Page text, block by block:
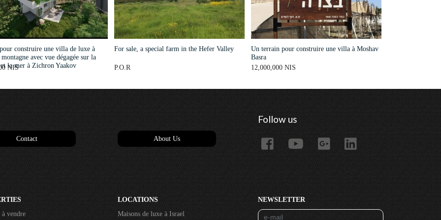
construire une villa de luxe à
avec vue dégagée sur la
la mer à Zichron Yaakov
NIS
For sale, a special farm in the Hefer Valley
P.O.R
Un terrain pour construire une villa à Moshav
Basra
12,000,000 NIS
Contact About Us
Follow us
vendre
LOCATIONS
Maisons de luxe à Israel
NEWSLETTER